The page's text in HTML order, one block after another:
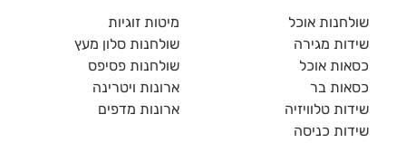
שולחנות אוכל
שידות מגירה
כסאות אוכל
כסאות בר
שידות טלוויזיה
שידות כניסה
מיטות זוגיות
שולחנות סלון מעץ
שולחנות פסיפס
ארונות ויטרינה
ארונות מדפים